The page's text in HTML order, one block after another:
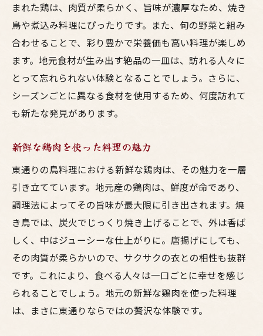
新鮮さが際立つ地元食材の魅力
地元産の鶏肉が織り成す東通りの絶品鳥料理
東通りならではの鶏肉の特長
絶品の味わいを生む地元産の鶏肉
東通りの鳥料理が絶品たる理由
新鮮な鶏肉が生み出す味の深み
地元の鶏肉を使った魅力的な一皿
東通りの鳥料理は鮮度が命！その秘密に迫る
鮮度を保つための東通りの工夫
東通りの料理人が語る鮮度の秘密
地元の鶏肉を新鮮に提供するテクニック
鮮度が命の東通りの調理方法
東通りの鳥料理の新鮮さの秘密とは
鮮度を維持するための地元の取り組み
東通りでしか味わえない鳥料理の特別な体験
まれた鶏は、肉質が柔らかく、旨味が濃厚なため、焼き
鳥や煮込み料理にぴったりです。また、旬の野菜と組み
合わせることで、彩り豊かで栄養価も高い料理が楽しめ
ます。地元食材が生み出す絶品の一皿は、訪れる人々に
とって忘れられない体験となることでしょう。さらに、
シーズンごとに異なる食材を使用するため、何度訪れて
も新たな発見があります。
新鮮な鶏肉を使った料理の魅力
東通りの鳥料理における新鮮な鶏肉は、その魅力を一層
引き立てています。地元産の鶏肉は、鮮度が命であり、
調理法によってその旨味が最大限に引き出されます。焼
き鳥では、炭火でじっくり焼き上げることで、外は香ば
しく、中はジューシーな仕上がりに。唐揚げにしても、
その肉質が柔らかいので、サクサクの衣との相性も抜群
です。これにより、食べる人々は一口ごとに幸せを感じ
られることでしょう。地元の新鮮な鶏肉を使った料理
は、まさに東通りならではの贅沢な体験です。